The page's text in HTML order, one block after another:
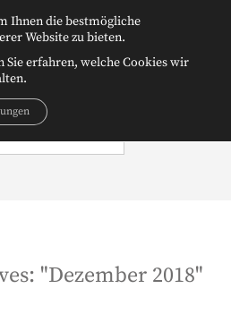
"Dezember 2018"
Ihnen die bestmögliche
Website zu bieten.
Sie erfahren, welche Cookies wir